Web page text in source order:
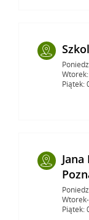
Piątek:
Piątek: